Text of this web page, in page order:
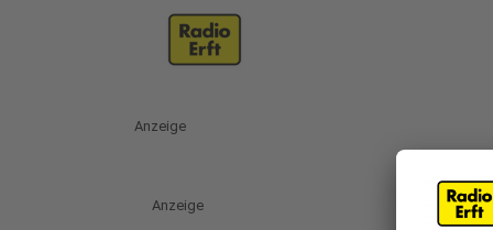
Anzeige
Anzeige